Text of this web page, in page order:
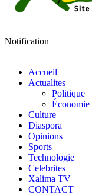
Notification
Accueil
Actualites
Politique
Économie
Culture
Diaspora
Opinions
Sports
Technologie
Celebrites
Xalima TV
CONTACT